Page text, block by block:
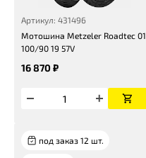
Артикул: 431496
Мотошина Metzeler Roadtec 01
100/90 19 57V
16 870 ₽
под заказ 12 шт.